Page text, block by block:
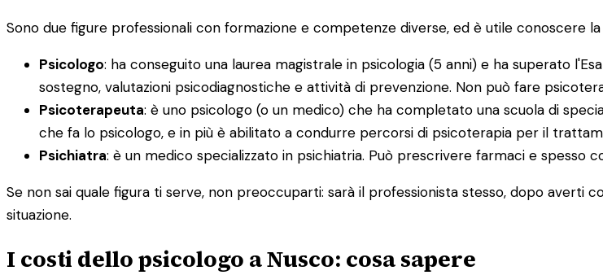
Sono due figure professionali con formazione e competenze diverse, ed è utile conoscere
Psicologo: ha conseguito una laurea magistrale in psicologia (5 anni) e ha superato
sostegno, valutazioni psicodiagnostiche e attività di prevenzione. Non può fare
Psicoterapeuta: è uno psicologo (o un medico) che ha completato una scuola di
che fa lo psicologo, e in più è abilitato a condurre percorsi di psicoterapia per il
Psichiatra: è un medico specializzato in psichiatria. Può prescrivere farmaci e
Se non sai quale figura ti serve, non preoccuparti: sarà il professionista stesso, dopo averti
situazione.
I costi dello psicologo a Nusco: cosa sapere